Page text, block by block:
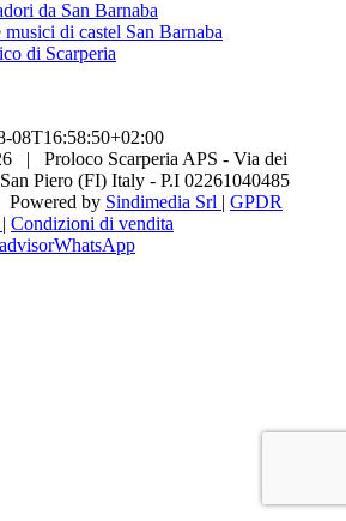
da San Barnaba
di castel San Barnaba
di Scarperia
08T16:58:50+02:00
| Proloco Scarperia APS - Via dei
Piero (FI) Italy - P.I 02261040485
by Sindimedia Srl | GPDR
| Condizioni di vendita
WhatsApp